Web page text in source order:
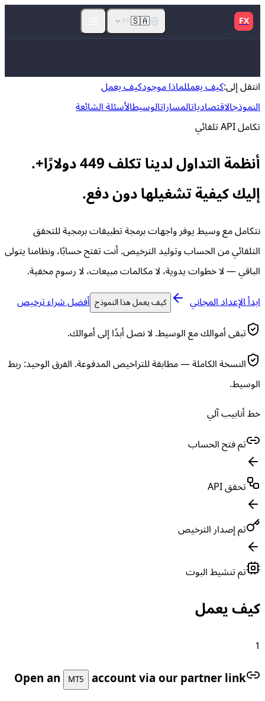
FX
🇸🇦
AR
انتقل إلى:كيف يعمللماذا موجودكيف يعمل
النموذجالاقتصادياتالمساراتالوسيطالأسئلة الشائعة
تكامل API تلقائي
أنظمة التداول لدينا تكلف 449 دولارًا+.
إليك كيفية تشغيلها دون دفع.
نتكامل مع وسيط يوفر واجهات برمجة تطبيقات برمجية للتحقق
التلقائي من الحساب وتوليد الترخيص. أنت تفتح حسابًا، ونظامنا يتولى
الباقي — لا خطوات يدوية، لا مكالمات مبيعات، لا رسوم مخفية.
ابدأ الإعداد المجاني
كيف يعمل هذا النموذج أفضل شراء ترخيص
تبقى أموالك مع الوسيط. لا نصل أبدًا إلى أموالك.
النسخة الكاملة — مطابقة للتراخيص المدفوعة. الفرق الوحيد: ربط
الوسيط.
خط أنابيب آلي
تم فتح الحساب
تحقق API
تم إصدار الترخيص
تم تنشيط البوت
كيف يعمل
1
Open an MT5 account via our partner link